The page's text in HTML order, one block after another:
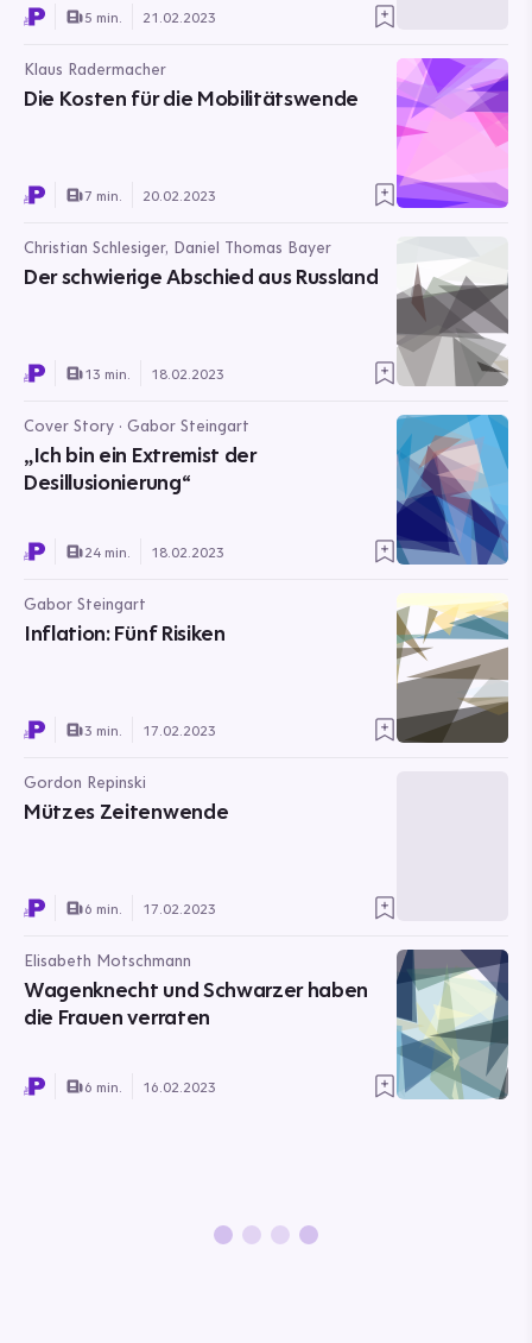
5 min. 21.02.2023
Klaus Radermacher
Die Kosten für die Mobilitätswende
7 min. 20.02.2023
Christian Schlesiger, Daniel Thomas Bayer
Der schwierige Abschied aus Russland
13 min. 18.02.2023
Cover Story · Gabor Steingart
„Ich bin ein Extremist der
Desillusionierung“
24 min. 18.02.2023
Gabor Steingart
Inflation: Fünf Risiken
3 min. 17.02.2023
Gordon Repinski
Mützes Zeitenwende
6 min. 17.02.2023
Elisabeth Motschmann
Wagenknecht und Schwarzer haben
die Frauen verraten
6 min. 16.02.2023